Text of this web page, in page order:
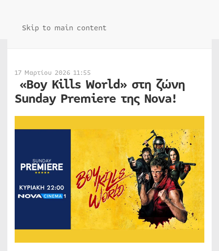
Skip to main content
17 Μαρτίου 2026 11:55
«Boy Kills World» στη ζώνη
Sunday Premiere της Nova!